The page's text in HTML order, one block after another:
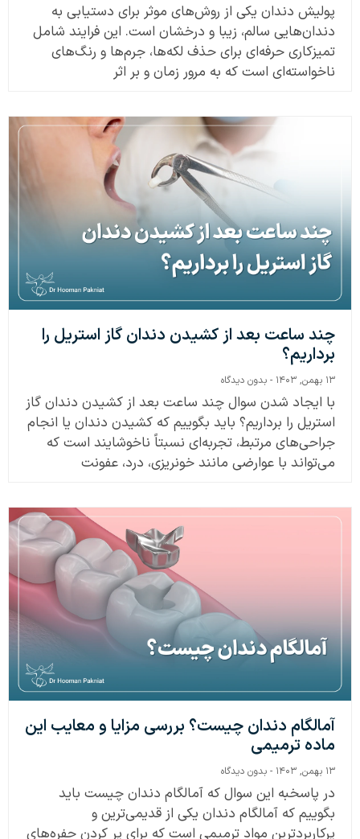
پولیش دندان یکی از روش‌های موثر برای دستیابی به
دندان‌هایی سالم، زیبا و درخشان است. این فرایند شامل
تمیزکاری حرفه‌ای برای حذف لکه‌ها، جرم‌ها و رنگ‌های
ناخواسته‌ای است که به مرور زمان و بر اثر
چند ساعت بعد از کشیدن دندان گاز استریل را
برداریم؟
۱۳ بهمن, ۱۴۰۳ بدون دیدگاه
با ایجاد شدن سوال چند ساعت بعد از کشیدن دندان گاز
استریل را برداریم؟ باید بگوییم که کشیدن دندان یا انجام
جراحی‌های مرتبط، تجربه‌ای نسبتاً ناخوشایند است که
می‌تواند با عوارضی مانند خونریزی، درد، عفونت
آمالگام دندان چیست؟ بررسی مزایا و معایب این
ماده ترمیمی
۱۳ بهمن, ۱۴۰۳ بدون دیدگاه
در پاسخبه این سوال که آمالگام دندان چیست باید
بگوییم که آمالگام دندان یکی از قدیمی‌ترین و
پرکاربردترین مواد ترمیمی است که برای پر کردن حفره‌های